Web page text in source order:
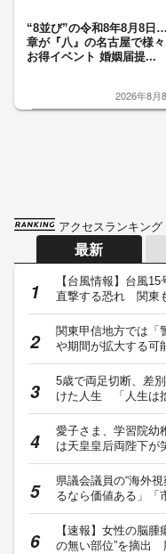
“8並び”の令和8年8月8日
章が『八』の名古屋で様
お得イベント 婚姻届提...
2026年8月
アクセスランキング
最新
【台風情報】台風
直撃する恐れ 関東
関東甲信地方では「
や期間が拡大する可
5歳で両足切断、差
けた人生 「人生は
愛子さま、学習院
は天皇皇后両陛下が
県議会議員の“海外
るなら価値ある」「
【速報】女性の脳
の無い部位”を摘出